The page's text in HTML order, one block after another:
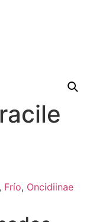
, Frío, Oncidiinae